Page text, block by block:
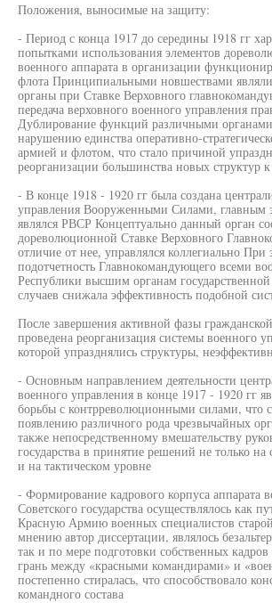
Положения, выносимые на защиту:
- Период с конца 1917 до середины 1918 гг
попытками использования элементов
военного аппарата в организации
флота Принципиальными новшествами
органы при Ставке Верховного
передача верховного военного управления
Дублирование функций различными
нарушению единства оперативно-
армией и флотом, что стало причиной
реорганизации большинства новых структур
- В конце 1918 - 1920 гг была создана
управления Вооруженными Силами, главным
являлся РВСР Концептуально данный орган
дореволюционной Ставке Верховного
отличие от нее, управлялся коллегиально
подотчетность Главнокомандующего всеми
Республики высшим органам государственной
случаев снижала эффективность подобной
После завершения активной фазы
проведена реорганизация системы военного
которой упразднялись структуры,
- Основным направлением деятельности
военного управления в конце 1917 - 1920 гг
борьбы с контрреволюционными силами, что
появлению различного рода чрезвычайных
также непосредственному вмешательству
государства в принятие решений не только на
и на тактическом уровне
- Формирование кадрового корпуса аппарата
Советского государства осуществлялось как
Красную Армию военных специалистов
мнению автор диссертации, являлось
так и по мере подготовки собственных
грань между «красными командирами» и
постепенно стиралась, что способствовало
командного состава